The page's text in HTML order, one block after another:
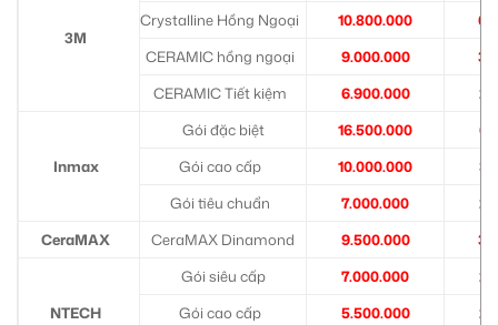
3M
Crystalline Hồng Ngoại
10.800.000
CERAMIC hồng ngoại
9.000.000
CERAMIC Tiết kiệm
6.900.000
Inmax
Gói đặc biệt 16.500.000
Gói cao cấp
10.000.000
Gói tiêu chuẩn
7.000.000
CeraMAX
CeraMAX Dinamond 9.500.000
NTECH
Gói siêu cấp 7.000.000
Gói cao cấp
5.500.000